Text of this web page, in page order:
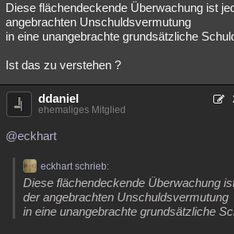
Diese flächendeckende Überwachung ist
angebrachten Unschuldsvermutung
in eine unangebrachte grundsätzliche
Ist das zu verstehen ?
ddaniel
ehemaliges Mitglied
@eckhart
eckhart schrieb:
Diese flächendeckende Überwachung
der angebrachten Unschuldsvermutung
in eine unangebrachte grundsätzliche